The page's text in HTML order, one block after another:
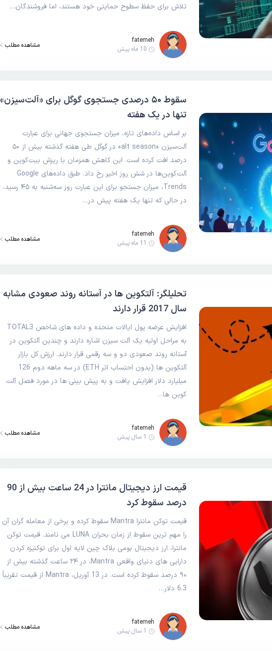
تلاش برای حفظ سطوح حمایتی خود هستند، اما فروشندگان…
fatemeh
10 ماه پیش
مشاهده مطلب
سقوط ۵۰ درصدی جستجوی گوگل برای «آلت‌سیزن»
تنها در یک هفته
بر اساس داده‌های تازه، میزان جستجوی جهانی برای عبارت
آلت‌سیزن «alt season» در گوگل طی هفته گذشته بیش از ۵۰
درصد افت کرده است. این کاهش همزمان با ریزش بیت‌کوین و
آلت‌کوین‌ها در شش روز اخیر رخ داد. طبق داده‌های Google
Trends، میزان جستجو برای این عبارت روز سه‌شنبه به ۴۵ رسید،
در حالی که تنها یک هفته پیش در…
fatemeh
11 ماه پیش
مشاهده مطلب
تحلیلگر: آلتکوین ها در آستانه روند صعودی مشابه
سال 2017 قرار دارند
افزایش عرضه پول ایالات متحده و داده های شاخص TOTAL3
به مراحل اولیه یک آلت سیزن اشاره دارند و چندین آلتکوین در
آستانه روند صعودی دو و سه رقمی قرار دارند. ارزش کل بازار
آلتکوین ها (بدون احتساب اتر ETH) در سه ماهه دوم 126
میلیارد دلار افزایش یافت و به پیش بینی ها در مورد فصل آلت
کوین ها…
fatemeh
1 سال پیش
مشاهده مطلب
قیمت ارز دیجیتال مانترا در 24 ساعت بیش از 90
درصد سقوط کرد
قیمت توکن مانترا Mantra سقوط کرده و برخی از معامله گران آن
را مهم ترین سقوط از زمان بحران LUNA می نامند. قیمت توکن
مانترا، ارز دیجیتال بومی بلاک چین لایه اول برای توکنیزه کردن
دارایی های دنیای واقعی Mantra، در ۲۴ ساعت گذشته بیش از
۹۰ درصد سقوط کرده است. در 13 آوریل، Mantra از قیمت تقریباً
6.3 دلار…
fatemeh
1 سال پیش
مشاهده مطلب